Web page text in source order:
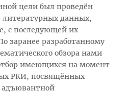
цели был проведён
литературных данных,
с последующей их
заранее разработанному
обзора нами
имеющихся на момент
РКИ, посвящённых